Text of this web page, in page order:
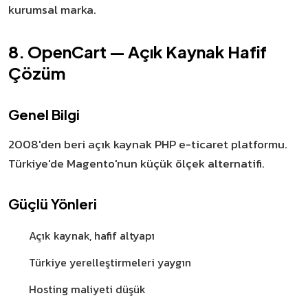
kurumsal marka.
8. OpenCart — Açık Kaynak Hafif
Çözüm
Genel Bilgi
2008'den beri açık kaynak PHP e-ticaret platformu.
Türkiye'de Magento'nun küçük ölçek alternatifi.
Güçlü Yönleri
Açık kaynak, hafif altyapı
Türkiye yerelleştirmeleri yaygın
Hosting maliyeti düşük